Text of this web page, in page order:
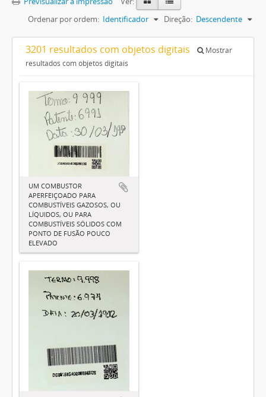
Ordenar por ordem: Identificador Direção: Descendente
3201 resultados com objetos digitais
Mostrar
resultados com objetos digitais
UM COMBUSTOR
APERFEIÇOADO PARA
COMBUSTÍVEIS GAZOSOS, OU
LÍQUIDOS, OU PARA
COMBUSTÍVEIS SÓLIDOS COM
PONTO DE FUSÃO POUCO
ELEVADO